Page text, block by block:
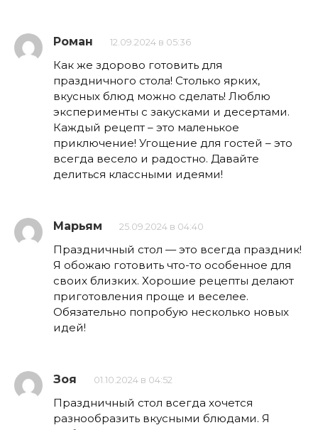
Роман 12.09.2024 в 05:36
Как же здорово готовить для
праздничного стола! Столько ярких,
вкусных блюд можно сделать! Люблю
эксперименты с закусками и десертами.
Каждый рецепт – это маленькое
приключение! Угощение для гостей – это
всегда весело и радостно. Давайте
делиться классными идеями!
Марьям 25.09.2024 в 04:40
Праздничный стол — это всегда праздник!
Я обожаю готовить что-то особенное для
своих близких. Хорошие рецепты делают
приготовления проще и веселее.
Обязательно попробую несколько новых
идей!
Зоя 01.10.2024 в 04:52
Праздничный стол всегда хочется
разнообразить вкусными блюдами. Я